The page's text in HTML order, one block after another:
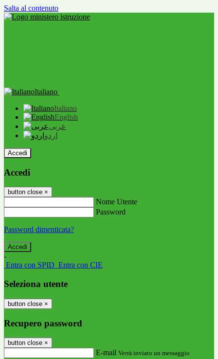
Salta al contenuto
Italiano
Italiano
English
عربى
اردو
Accedi
Accedi
button close ×
Nome Utente
Password
Password dimenticata?
-
Entra con SPID Entra con CIE
Seleziona utente
button close ×
Recupero password
button close ×
E-mail Verrà inviato un messaggio